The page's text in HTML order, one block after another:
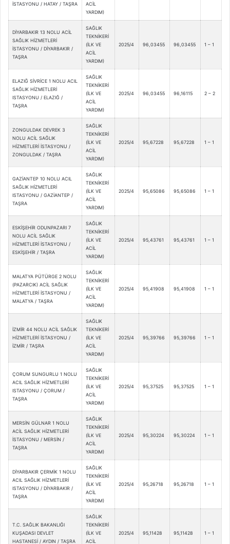
İSTASYONU / HATAY / TAŞRA
ACİL
YARDIM)
DİYARBAKIR 13 NOLU ACİL
SAĞLIK HİZMETLERİ
İSTASYONU / DİYARBAKIR /
TAŞRA
SAĞLIK
TEKNİKERİ
(İLK VE
ACİL
YARDIM)
2025/4 96,03455 96,03455 1 – 1
ELAZIĞ SİVRİCE 1 NOLU ACIL
SAĞLIK HİZMETLERİ
ISTASYONU / ELAZIĞ /
TAŞRA
SAĞLIK
TEKNİKERİ
(İLK VE
ACİL
YARDIM)
2025/4 96,03455 96,16115 2 – 2
ZONGULDAK DEVREK 3
NOLU ACİL SAĞLIK
HİZMETLERİ İSTASYONU /
ZONGULDAK / TAŞRA
SAĞLIK
TEKNİKERİ
(İLK VE
ACİL
YARDIM)
2025/4 95,67228 95,67228 1 – 1
GAZİANTEP 10 NOLU ACIL
SAĞLIK HİZMETLERİ
ISTASYONU / GAZİANTEP /
TAŞRA
SAĞLIK
TEKNİKERİ
(İLK VE
ACİL
YARDIM)
2025/4 95,65086 95,65086 1 – 1
ESKİŞEHİR ODUNPAZARI 7
NOLU ACİL SAĞLIK
HİZMETLERİ İSTASYONU /
ESKİŞEHİR / TAŞRA
SAĞLIK
TEKNİKERİ
(İLK VE
ACİL
YARDIM)
2025/4 95,43761 95,43761 1 – 1
MALATYA PÜTÜRGE 2 NOLU
(PAZARCIK) ACİL SAĞLIK
HİZMETLERİ İSTASYONU /
MALATYA / TAŞRA
SAĞLIK
TEKNİKERİ
(İLK VE
ACİL
YARDIM)
2025/4 95,41908 95,41908 1 – 1
İZMİR 44 NOLU ACİL SAĞLIK
HİZMETLERİ İSTASYONU /
İZMİR / TAŞRA
SAĞLIK
TEKNİKERİ
(İLK VE
ACİL
YARDIM)
2025/4 95,39766 95,39766 1 – 1
ÇORUM SUNGURLU 1 NOLU
ACIL SAĞLIK HİZMETLERİ
ISTASYONU / ÇORUM /
TAŞRA
SAĞLIK
TEKNİKERİ
(İLK VE
ACİL
YARDIM)
2025/4 95,37525 95,37525 1 – 1
MERSİN GÜLNAR 1 NOLU
ACİL SAĞLIK HİZMETLERİ
İSTASYONU / MERSİN /
TAŞRA
SAĞLIK
TEKNİKERİ
(İLK VE
ACİL
YARDIM)
2025/4 95,30224 95,30224 1 – 1
DİYARBAKIR ÇERMİK 1 NOLU
ACIL SAĞLIK HİZMETLERİ
ISTASYONU / DİYARBAKIR /
TAŞRA
SAĞLIK
TEKNİKERİ
(İLK VE
ACİL
YARDIM)
2025/4 95,26718 95,26718 1 – 1
T.C. SAĞLIK BAKANLIĞI
KUŞADASI DEVLET
HASTANESİ / AYDIN / TAŞRA
SAĞLIK
TEKNİKERİ
(İLK VE
ACİL
2025/4 95,11428 95,11428 1 – 1